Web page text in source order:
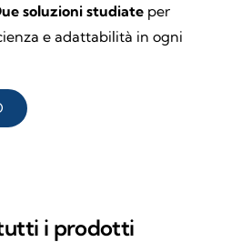
soluzioni studiate per
e adattabilità in ogni
i prodotti